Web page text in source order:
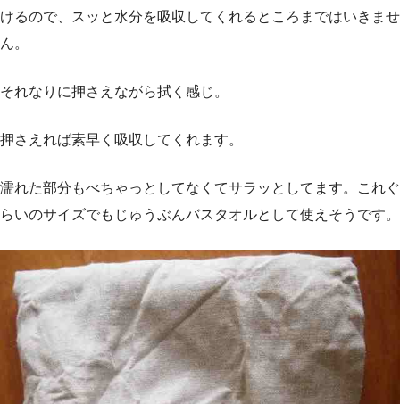
けるので、スッと水分を吸収してくれるところまではいきませ
ん。
それなりに押さえながら拭く感じ。
押さえれば素早く吸収してくれます。
濡れた部分もべちゃっとしてなくてサラッとしてます。これぐ
らいのサイズでもじゅうぶんバスタオルとして使えそうです。